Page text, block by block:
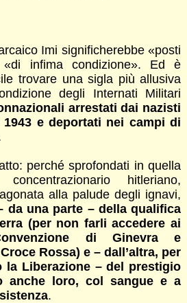
Imi significherebbe «posti
infima condizione». Ed è
trovare una sigla più allusiva
degli Internati Militari
arrestati dai nazisti
1943 e deportati nei campi di
perché sprofondati in quella
hitleriano,
alla palude degli ignavi,
da una parte – della qualifica
(per non farli accedere ai
di Ginevra e
Rossa) e – dall’altra, per
la Liberazione – del prestigio
anche loro, col sangue e a
.